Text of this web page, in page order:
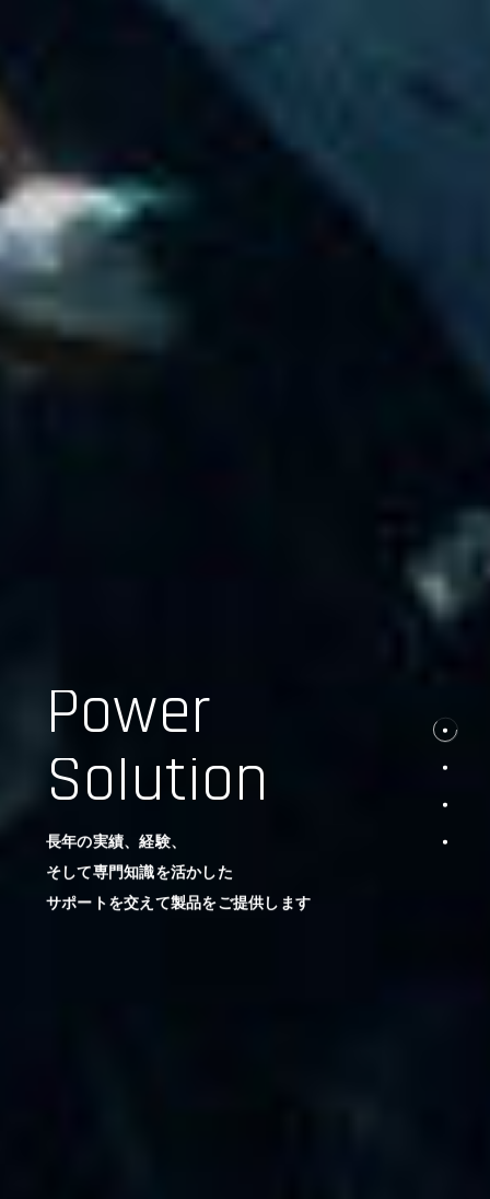
Power
Solution
長年の実績、経験、
そして専門知識を活かした
サポートを交えて製品をご提供します